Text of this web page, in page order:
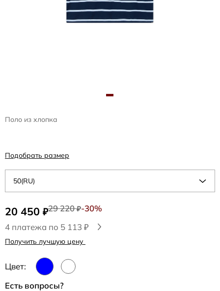
Поло из хлопка
20 450 ₽29 220₽-30%
4 платежа по 5 113 ₽
Получить лучшую цену
Цвет:
50(RU)
Подобрать размер
Есть вопросы?